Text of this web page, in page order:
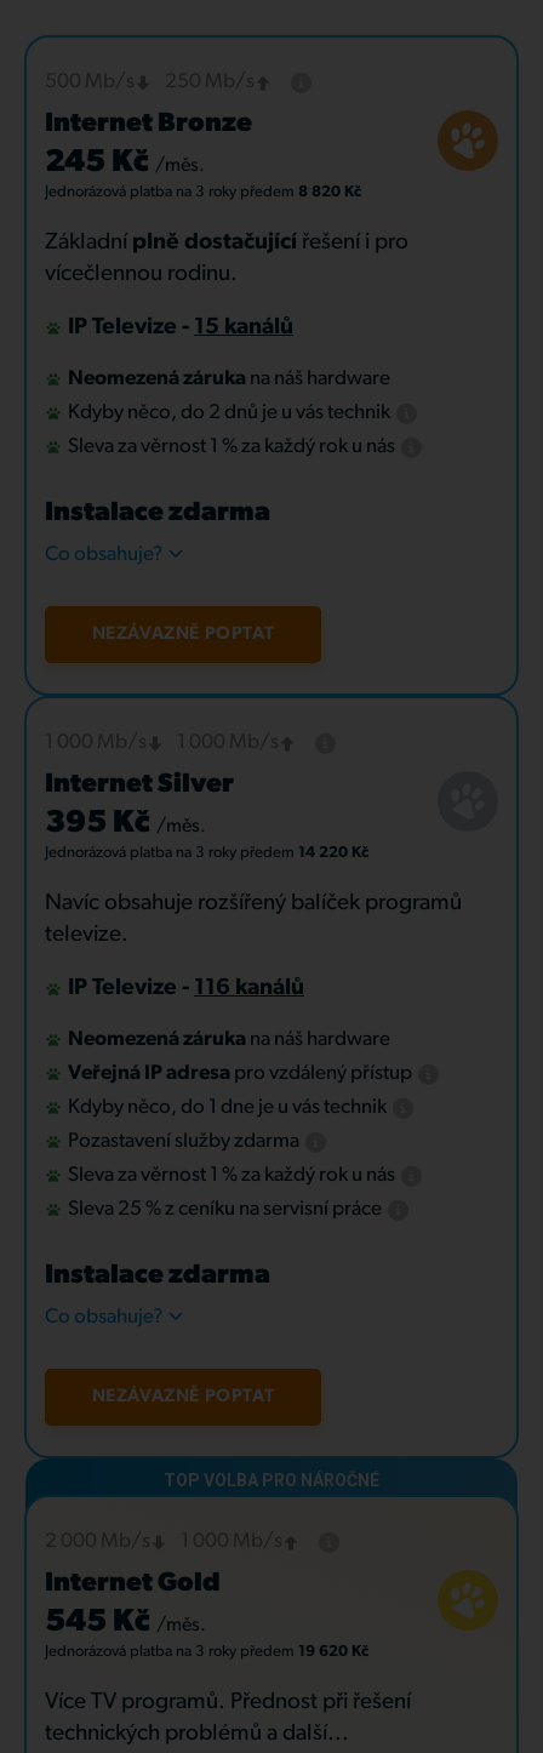
Internet Bronze
245 Kč /měs.
Jednorázová platba na 3 roky předem 8 820 Kč
Základní plně dostačující řešení i pro
vícečlennou rodinu.
IP Televize - 15 kanálů
Neomezená záruka na náš hardware
Kdyby něco, do 2 dnů je u vás technik
Sleva za věrnost 1 % za každý rok u nás
Instalace zdarma
Co obsahuje?
NEZÁVAZNĚ POPTAT
Internet Silver
395 Kč /měs.
Jednorázová platba na 3 roky předem 14 220 Kč
Navíc obsahuje rozšířený balíček programů
televize.
IP Televize - 116 kanálů
Neomezená záruka na náš hardware
Veřejná IP adresa pro vzdálený přístup
Kdyby něco, do 1 dne je u vás technik
Pozastavení služby zdarma
Sleva za věrnost 1 % za každý rok u nás
Sleva 25 % z ceníku na servisní práce
Instalace zdarma
Co obsahuje?
NEZÁVAZNĚ POPTAT
Internet Gold
545 Kč /měs.
Jednorázová platba na 3 roky předem 19 620 Kč
Více TV programů. Přednost při řešení
technických problémů a další...